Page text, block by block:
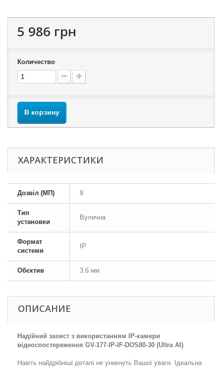
5 986 грн
Количество
В корзину
ХАРАКТЕРИСТИКИ
Дозвіл (МП) 8
Тип
установки
Вулична
Формат
системи
IP
Обєктив 3.6 мм
ОПИСАНИЕ
Надійний захист з використанням IP-камери
відеоспостереження GV-177-IP-IF-DOS80-30 (Ultra AI)
Навіть найдрібніші деталі не уникнуть Вашої уваги. Ідеальна